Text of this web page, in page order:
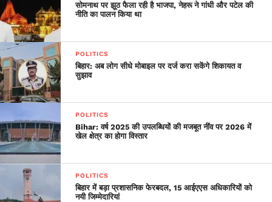
सोमनाथ पर झूठ फैला रही है भाजपा, नेहरू ने गांधी और पटेल की
नीति का पालन किया था
POLITICS
बिहार: अब लोग सीधे मोबाइल पर दर्ज करा सकेंगे शिकायत व
सुझाव
POLITICS
Bihar: वर्ष 2025 की उपलब्धियों की मजबूत नींव पर 2026 में
खेल क्षेत्र का होगा विस्तार
POLITICS
बिहार में बड़ा प्रशासनिक फेरबदल, 15 आईएएस अधिकारियों को
नयी जिम्मेदारियां